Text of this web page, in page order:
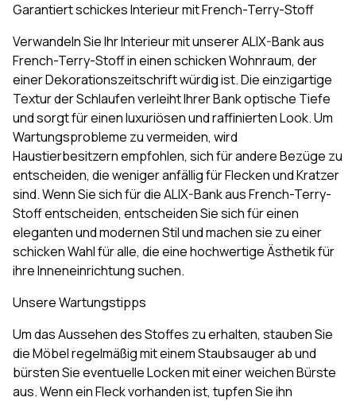
Garantiert schickes Interieur mit French-Terry-Stoff
Verwandeln Sie Ihr Interieur mit unserer ALIX-Bank aus
French-Terry-Stoff in einen schicken Wohnraum, der
einer Dekorationszeitschrift würdig ist. Die einzigartige
Textur der Schlaufen verleiht Ihrer Bank optische Tiefe
und sorgt für einen luxuriösen und raffinierten Look. Um
Wartungsprobleme zu vermeiden, wird
Haustierbesitzern empfohlen, sich für andere Bezüge zu
entscheiden, die weniger anfällig für Flecken und Kratzer
sind. Wenn Sie sich für die ALIX-Bank aus French-Terry-
Stoff entscheiden, entscheiden Sie sich für einen
eleganten und modernen Stil und machen sie zu einer
schicken Wahl für alle, die eine hochwertige Ästhetik für
ihre Inneneinrichtung suchen.
Unsere Wartungstipps
Um das Aussehen des Stoffes zu erhalten, stauben Sie
die Möbel regelmäßig mit einem Staubsauger ab und
bürsten Sie eventuelle Locken mit einer weichen Bürste
aus. Wenn ein Fleck vorhanden ist, tupfen Sie ihn